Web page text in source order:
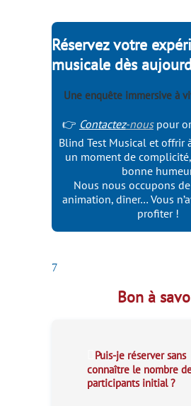
Réservez votre
musicale dès
Une enquête immersive à
👉 Contactez-nouspour
Blind Test Musical et offrir
un moment de
bonne
Nous nous occupons
animation, dîner… Vous
profiter !
7
Bon à
Puis-je réserver sans
connaître le nombre
participants initial ?